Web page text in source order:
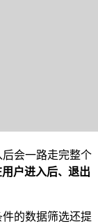
会一路走完整个
户进入后、退出
件的数据筛选还提